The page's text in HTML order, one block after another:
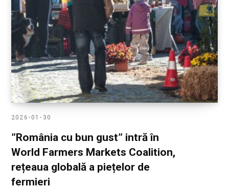
2026-01-30
”România cu bun gust” intră în
World Farmers Markets Coalition,
rețeaua globală a piețelor de
fermieri